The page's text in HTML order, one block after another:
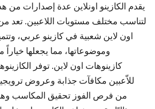
يقدم الكازينو اونلاين عدة إصدارات من
لتناسب مختلف مستويات اللاعبين. تعد من
اون لاين شعبية في كازينو عربي،
وموضوعاتها، مما يجعلها خياراً
كازينوهات اون لاين. توفر
للاّعبين مكافآت جذابة وعروض
من فرص الفوز تحقيق المكاسب وهذا